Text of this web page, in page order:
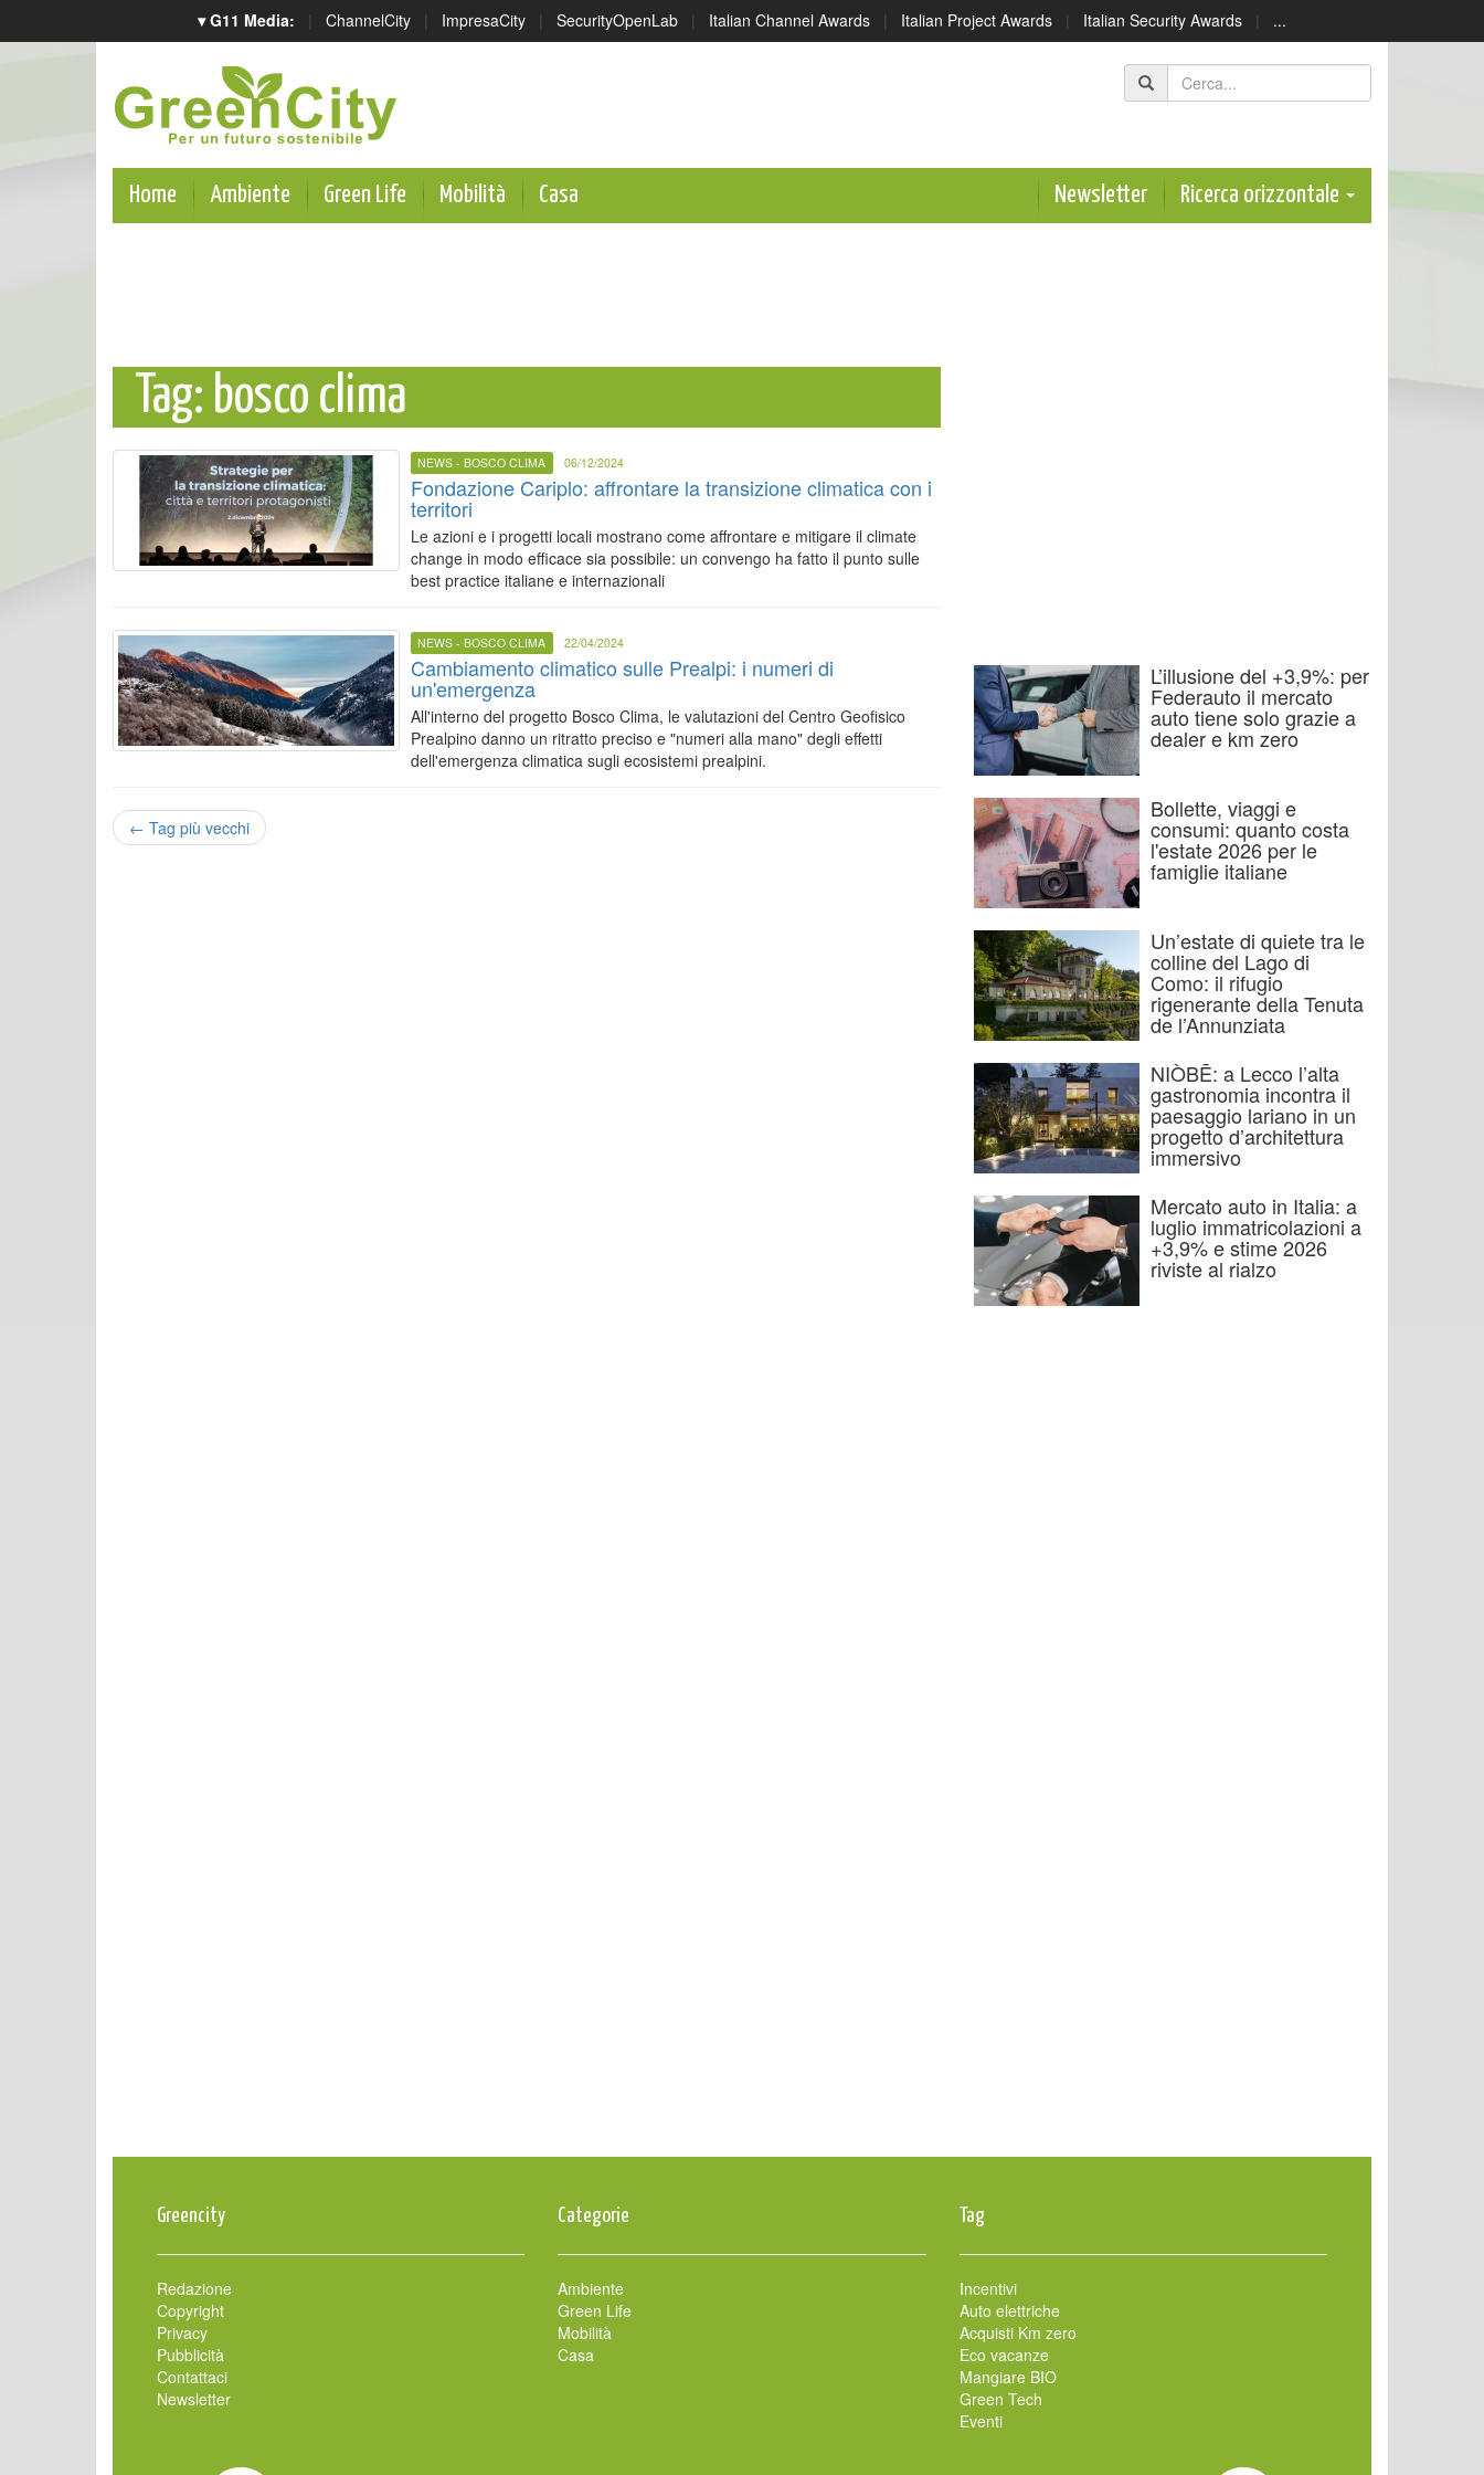
▾ G11 Media: | ChannelCity | ImpresaCity | SecurityOpenLab | Italian Channel Awards | Italian Project Awards | Italian Security Awards | ...
Home Ambiente Green Life Mobilità Casa Newsletter Ricerca orizzontale
Tag: bosco clima
NEWS - BOSCO CLIMA 06/12/2024
Fondazione Cariplo: affrontare la transizione climatica con i
territori
Le azioni e i progetti locali mostrano come affrontare e mitigare il climate
change in modo efficace sia possibile: un convengo ha fatto il punto sulle
best practice italiane e internazionali
NEWS - BOSCO CLIMA 22/04/2024
Cambiamento climatico sulle Prealpi: i numeri di
un'emergenza
All'interno del progetto Bosco Clima, le valutazioni del Centro Geofisico
Prealpino danno un ritratto preciso e "numeri alla mano" degli effetti
dell'emergenza climatica sugli ecosistemi prealpini.
← Tag più vecchi
L’illusione del +3,9%: per
Federauto il mercato
auto tiene solo grazie a
dealer e km zero
Bollette, viaggi e
consumi: quanto costa
l'estate 2026 per le
famiglie italiane
Un’estate di quiete tra le
colline del Lago di
Como: il rifugio
rigenerante della Tenuta
de l’Annunziata
NIÒBĒ: a Lecco l’alta
gastronomia incontra il
paesaggio lariano in un
progetto d’architettura
immersivo
Mercato auto in Italia: a
luglio immatricolazioni a
+3,9% e stime 2026
riviste al rialzo
Greencity
Redazione
Copyright
Privacy
Pubblicità
Contattaci
Newsletter
Categorie
Ambiente
Green Life
Mobilità
Casa
Tag
Incentivi
Auto elettriche
Acquisti Km zero
Eco vacanze
Mangiare BIO
Green Tech
Eventi